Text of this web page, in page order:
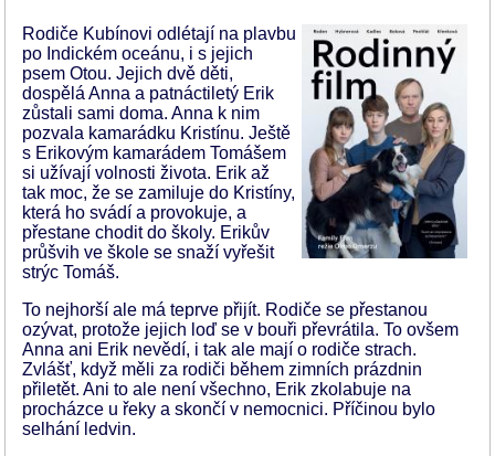
Rodiče Kubínovi odlétají na plavbu
po Indickém oceánu, i s jejich
psem Otou. Jejich dvě děti,
dospělá Anna a patnáctiletý Erik
zůstali sami doma. Anna k nim
pozvala kamarádku Kristínu. Ještě
s Erikovým kamarádem Tomášem
si užívají volnosti života. Erik až
tak moc, že se zamiluje do Kristíny,
která ho svádí a provokuje, a
přestane chodit do školy. Erikův
průšvih ve škole se snaží vyřešit
strýc Tomáš.
To nejhorší ale má teprve přijít. Rodiče se přestanou
ozývat, protože jejich loď se v bouři převrátila. To ovšem
Anna ani Erik nevědí, i tak ale mají o rodiče strach.
Zvlášť, když měli za rodiči během zimních prázdnin
přiletět. Ani to ale není všechno, Erik zkolabuje na
procházce u řeky a skončí v nemocnici. Příčinou bylo
selhání ledvin.